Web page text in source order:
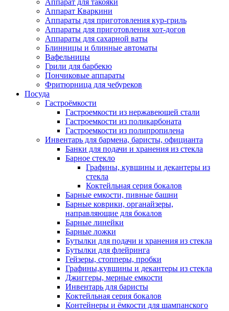
Аппарат для такояки
Аппарат Кваркини
Аппараты для приготовления кур-гриль
Аппараты для приготовления хот-догов
Аппараты для сахарной ваты
Блинницы и блинные автоматы
Вафельницы
Грили для барбекю
Пончиковые аппараты
Фритюрница для чебуреков
Посуда
Гастроёмкости
Гастроемкости из нержавеющей стали
Гастроемкости из поликарбоната
Гастроемкости из полипропилена
Инвентарь для бармена, баристы, официанта
Банки для подачи и хранения из стекла
Барное стекло
Графины, кувшины и декантеры из
стекла
Коктейльная серия бокалов
Барные емкости, пивные башни
Барные коврики, органайзеры,
направляющие для бокалов
Барные линейки
Барные ложки
Бутылки для подачи и хранения из стекла
Бутылки для флейринга
Гейзеры, стопперы, пробки
Графины,кувшины и декантеры из стекла
Джиггеры, мерные емкости
Инвентарь для баристы
Коктейльная серия бокалов
Контейнеры и ёмкости для шампанского